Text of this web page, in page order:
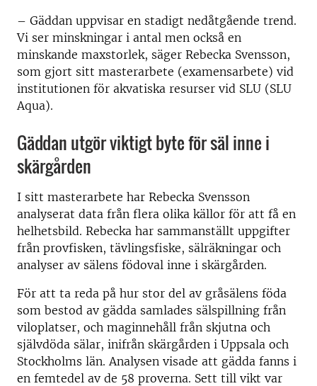
– Gäddan uppvisar en stadigt nedåtgående trend.
Vi ser minskningar i antal men också en
minskande maxstorlek, säger Rebecka Svensson,
som gjort sitt masterarbete (examensarbete) vid
institutionen för akvatiska resurser vid SLU (SLU
Aqua).
Gäddan utgör viktigt byte för säl inne i
skärgården
I sitt masterarbete har Rebecka Svensson
analyserat data från flera olika källor för att få en
helhetsbild. Rebecka har sammanställt uppgifter
från provfisken, tävlingsfiske, sälräkningar och
analyser av sälens födoval inne i skärgården.
För att ta reda på hur stor del av gråsälens föda
som bestod av gädda samlades sälspillning från
viloplatser, och maginnehåll från skjutna och
självdöda sälar, inifrån skärgården i Uppsala och
Stockholms län. Analysen visade att gädda fanns i
en femtedel av de 58 proverna. Sett till vikt var